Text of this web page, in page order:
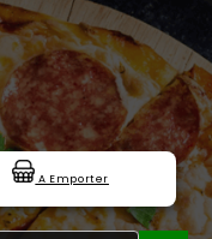
A Emporter